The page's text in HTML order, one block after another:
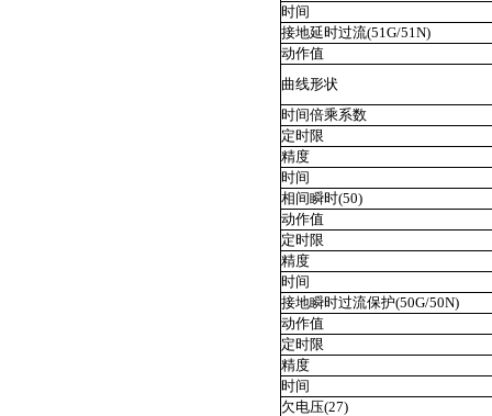
时间
接地延时过流(51G/51N)
动作值
曲线形状
时间倍乘系数
定时限
精度
时间
相间瞬时(50)
动作值
定时限
精度
时间
接地瞬时过流保护(50G/50N)
动作值
定时限
精度
时间
欠电压(27)